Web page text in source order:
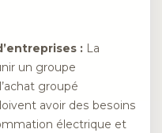
: La
un groupe
groupé
avoir des besoins
électrique et